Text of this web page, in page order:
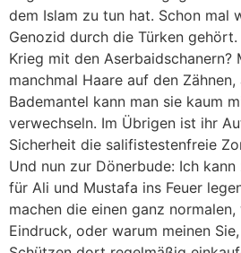
dem Islam zu tun hat. Schon mal
Genozid durch die Türken
Krieg mit den Aserbaidschanern?
manchmal Haare auf den
Bademantel kann man sie kaum
verwechseln. Im Übrigen ist ihr
Sicherheit die salifistestenfreie
Und nun zur Dönerbude: Ich
für Ali und Mustafa ins Feuer
machen die einen ganz
Eindruck, oder warum meinen